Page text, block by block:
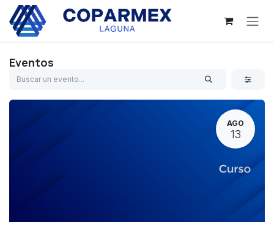
Ir al contenido
Eventos
AGO
13